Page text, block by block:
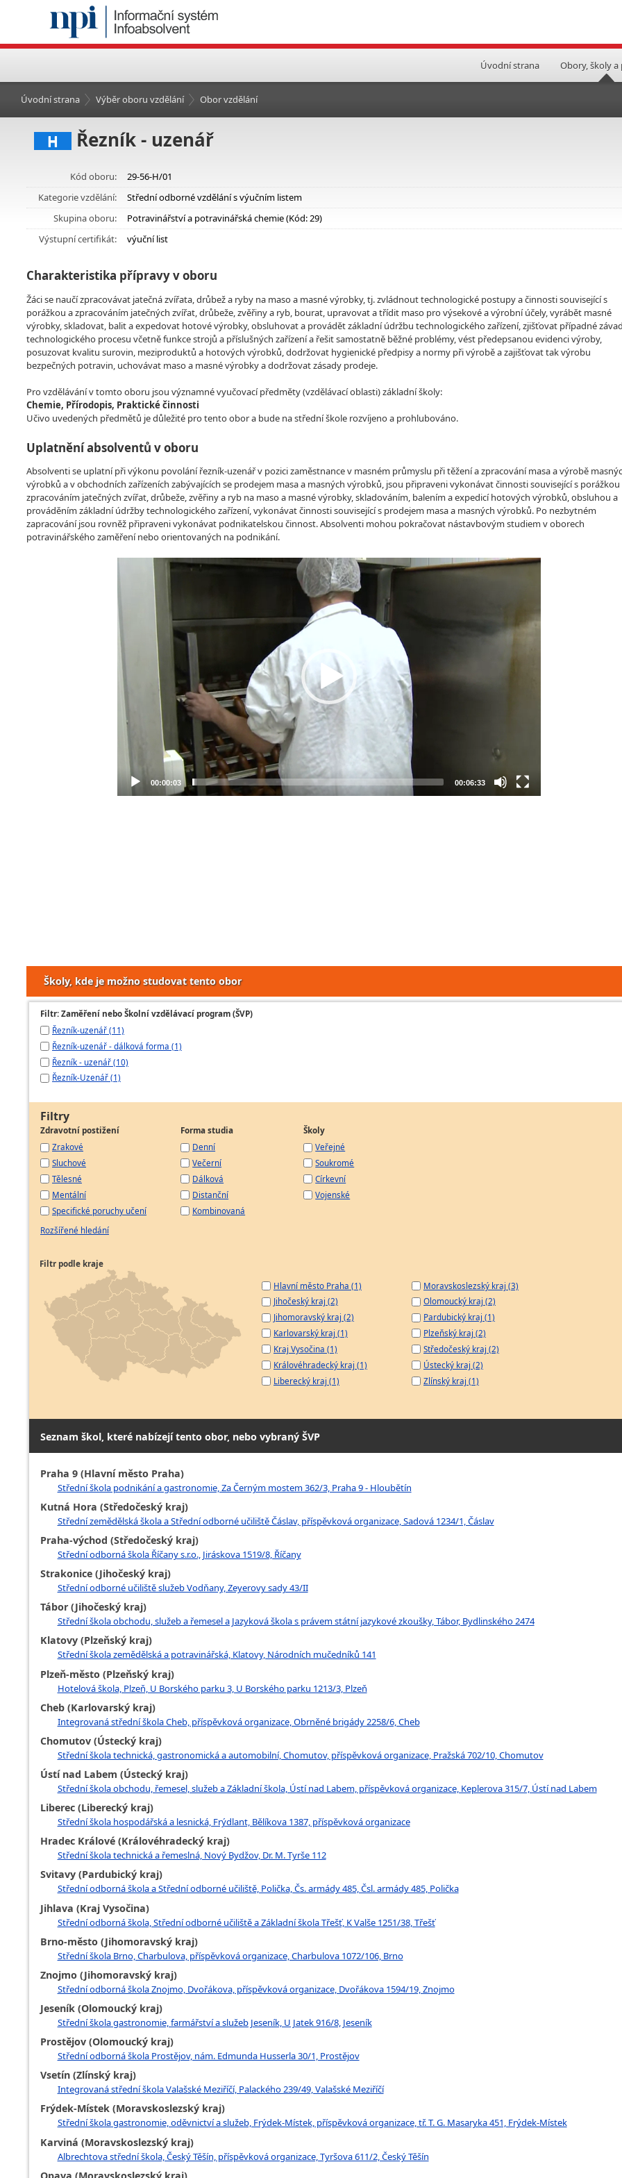
Úvodní strana Obory, školy a
Úvodní strana Výběr oboru vzdělání Obor vzdělání
H Řezník - uzenář
Kód oboru:
29-56-H/01
Kategorie vzdělání:
Střední odborné vzdělání s výučním listem
Skupina oboru:
Potravinářství a potravinářská chemie (Kód: 29)
Výstupní certifikát:
výuční list
Charakteristika přípravy v oboru
Žáci se naučí zpracovávat jatečná zvířata, drůbež a ryby na maso a masné výrobky, tj. zvládnout technologické postupy a činnosti související s
porážkou a zpracováním jatečných zvířat, drůbeže, zvěřiny a ryb, bourat, upravovat a třídit maso pro výsekové a výrobní účely, vyrábět masné
výrobky, skladovat, balit a expedovat hotové výrobky, obsluhovat a provádět základní údržbu technologického zařízení, zjišťovat případné
technologického procesu včetně funkce strojů a příslušných zařízení a řešit samostatně běžné problémy, vést předepsanou evidenci výroby,
posuzovat kvalitu surovin, meziproduktů a hotových výrobků, dodržovat hygienické předpisy a normy při výrobě a zajišťovat tak výrobu
bezpečných potravin, uchovávat maso a masné výrobky a dodržovat zásady prodeje.
Pro vzdělávání v tomto oboru jsou významné vyučovací předměty (vzdělávací oblasti) základní školy:
Chemie, Přírodopis, Praktické činnosti
Učivo uvedených předmětů je důležité pro tento obor a bude na střední škole rozvíjeno a prohlubováno.
Uplatnění absolventů v oboru
Absolventi se uplatní při výkonu povolání řezník-uzenář v pozici zaměstnance v masném průmyslu při těžení a zpracování masa a výrobě
výrobků a v obchodních zařízeních zabývajících se prodejem masa a masných výrobků, jsou připraveni vykonávat činnosti související s porážkou
zpracováním jatečných zvířat, drůbeže, zvěřiny a ryb na maso a masné výrobky, skladováním, balením a expedicí hotových výrobků, obsluhou a
prováděním základní údržby technologického zařízení, vykonávat činnosti související s prodejem masa a masných výrobků. Po nezbytném
zapracování jsou rovněž připraveni vykonávat podnikatelskou činnost. Absolventi mohou pokračovat nástavbovým studiem v oborech
potravinářského zaměření nebo orientovaných na podnikání.
00:00:03 00:06:33
Školy, kde je možno studovat tento obor
Filtr: Zaměření nebo Školní vzdělávací program (ŠVP)
Řezník-uzenář (11)
Řezník-uzenář - dálková forma (1)
Řezník - uzenář (10)
Řezník-Uzenář (1)
Filtry
Zdravotní postižení
Zrakové
Sluchové
Tělesné
Mentální
Specifické poruchy učení
Forma studia
Denní
Večerní
Dálková
Distanční
Kombinovaná
Školy
Veřejné
Soukromé
Církevní
Vojenské
Rozšířené hledání
Filtr podle kraje
Hlavní město Praha (1)
Jihočeský kraj (2)
Jihomoravský kraj (2)
Karlovarský kraj (1)
Kraj Vysočina (1)
Královéhradecký kraj (1)
Liberecký kraj (1)
Moravskoslezský kraj (3)
Olomoucký kraj (2)
Pardubický kraj (1)
Plzeňský kraj (2)
Středočeský kraj (2)
Ústecký kraj (2)
Zlínský kraj (1)
Seznam škol, které nabízejí tento obor, nebo vybraný ŠVP
Praha 9 (Hlavní město Praha)
Střední škola podnikání a gastronomie, Za Černým mostem 362/3, Praha 9 - Hloubětín
Kutná Hora (Středočeský kraj)
Střední zemědělská škola a Střední odborné učiliště Čáslav, příspěvková organizace, Sadová 1234/1, Čáslav
Praha-východ (Středočeský kraj)
Střední odborná škola Říčany s.r.o., Jiráskova 1519/8, Říčany
Strakonice (Jihočeský kraj)
Střední odborné učiliště služeb Vodňany, Zeyerovy sady 43/II
Tábor (Jihočeský kraj)
Střední škola obchodu, služeb a řemesel a Jazyková škola s právem státní jazykové zkoušky, Tábor, Bydlinského 2474
Klatovy (Plzeňský kraj)
Střední škola zemědělská a potravinářská, Klatovy, Národních mučedníků 141
Plzeň-město (Plzeňský kraj)
Hotelová škola, Plzeň, U Borského parku 3, U Borského parku 1213/3, Plzeň
Cheb (Karlovarský kraj)
Integrovaná střední škola Cheb, příspěvková organizace, Obrněné brigády 2258/6, Cheb
Chomutov (Ústecký kraj)
Střední škola technická, gastronomická a automobilní, Chomutov, příspěvková organizace, Pražská 702/10, Chomutov
Ústí nad Labem (Ústecký kraj)
Střední škola obchodu, řemesel, služeb a Základní škola, Ústí nad Labem, příspěvková organizace, Keplerova 315/7, Ústí nad Labem
Liberec (Liberecký kraj)
Střední škola hospodářská a lesnická, Frýdlant, Bělíkova 1387, příspěvková organizace
Hradec Králové (Královéhradecký kraj)
Střední škola technická a řemeslná, Nový Bydžov, Dr. M. Tyrše 112
Svitavy (Pardubický kraj)
Střední odborná škola a Střední odborné učiliště, Polička, Čs. armády 485, Čsl. armády 485, Polička
Jihlava (Kraj Vysočina)
Střední odborná škola, Střední odborné učiliště a Základní škola Třešť, K Valše 1251/38, Třešť
Brno-město (Jihomoravský kraj)
Střední škola Brno, Charbulova, příspěvková organizace, Charbulova 1072/106, Brno
Znojmo (Jihomoravský kraj)
Střední odborná škola Znojmo, Dvořákova, příspěvková organizace, Dvořákova 1594/19, Znojmo
Jeseník (Olomoucký kraj)
Střední škola gastronomie, farmářství a služeb Jeseník, U Jatek 916/8, Jeseník
Prostějov (Olomoucký kraj)
Střední odborná škola Prostějov, nám. Edmunda Husserla 30/1, Prostějov
Vsetín (Zlínský kraj)
Integrovaná střední škola Valašské Meziříčí, Palackého 239/49, Valašské Meziříčí
Frýdek-Místek (Moravskoslezský kraj)
Střední škola gastronomie, oděvnictví a služeb, Frýdek-Místek, příspěvková organizace, tř. T. G. Masaryka 451, Frýdek-Místek
Karviná (Moravskoslezský kraj)
Albrechtova střední škola, Český Těšín, příspěvková organizace, Tyršova 611/2, Český Těšín
Opava (Moravskoslezský kraj)